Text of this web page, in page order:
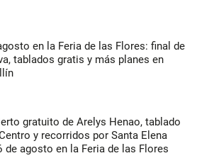
en la Feria de las Flores: final de
tablados gratis y más planes en
gratuito de Arelys Henao, tablado
y recorridos por Santa Elena
de agosto en la Feria de las Flores